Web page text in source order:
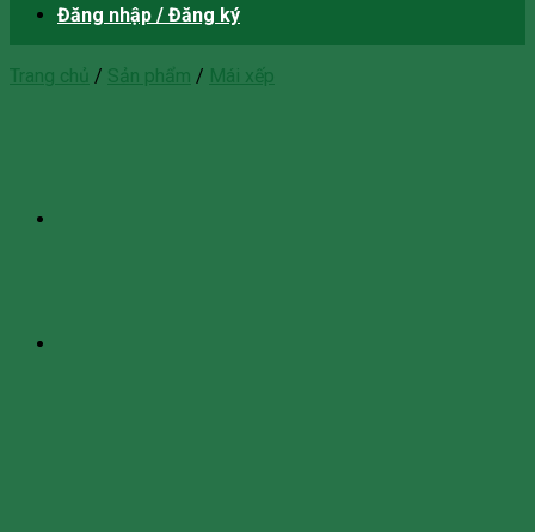
Đăng nhập / Đăng ký
Trang chủ / Sản phẩm / Mái xếp